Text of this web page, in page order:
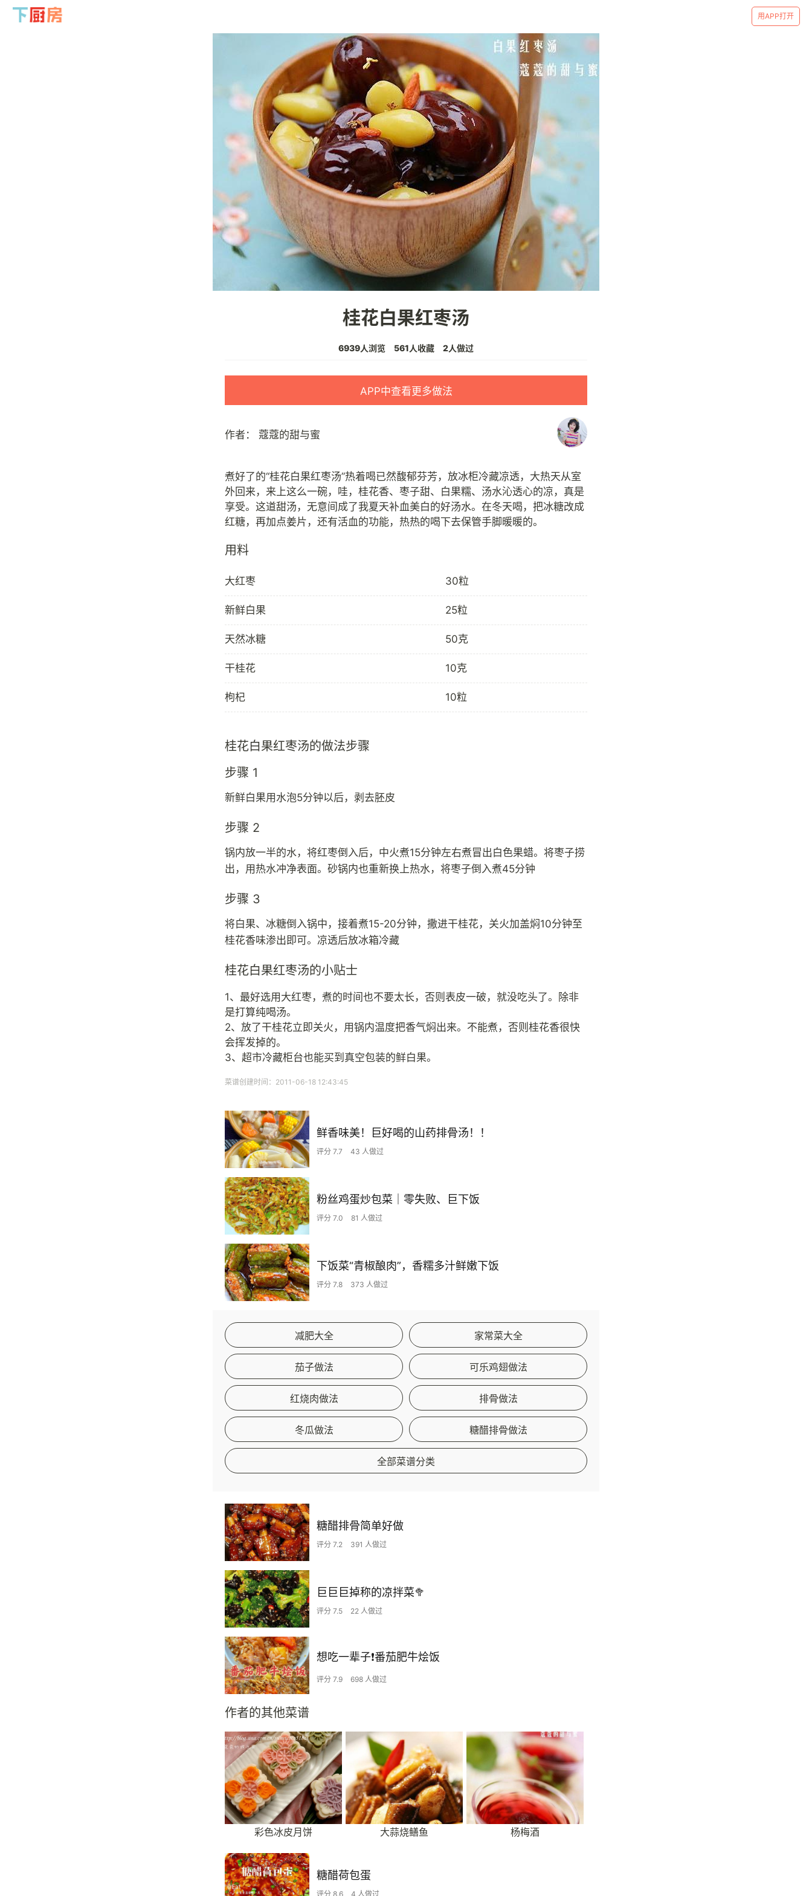
用APP打开
桂花白果红枣汤
6939人浏览 561人收藏 2人做过
APP中查看更多做法
作者： 蔻蔻的甜与蜜
煮好了的“桂花白果红枣汤”热着喝已然馥郁芬芳，放冰柜冷藏凉透，大热天从室
外回来，来上这么一碗，哇，桂花香、枣子甜、白果糯、汤水沁透心的凉，真是
享受。这道甜汤，无意间成了我夏天补血美白的好汤水。在冬天喝，把冰糖改成
用料
大红枣 30粒
新鲜白果 25粒
天然冰糖 50克
干桂花 10克
枸杞 10粒
桂花白果红枣汤的做法步骤
步骤 1
新鲜白果用水泡5分钟以后，剥去胚皮
步骤 2
锅内放一半的水，将红枣倒入后，中火煮15分钟左右煮冒出白色果蜡。将枣子捞
出，用热水冲净表面。砂锅内也重新换上热水，将枣子倒入煮45分钟
步骤 3
将白果、冰糖倒入锅中，接着煮15-20分钟，撒进干桂花，关火加盖焖10分钟至
桂花香味渗出即可。凉透后放冰箱冷藏
桂花白果红枣汤的小贴士
1、最好选用大红枣，煮的时间也不要太长，否则表皮一破，就没吃头了。除非
是打算纯喝汤。
2、放了干桂花立即关火，用锅内温度把香气焖出来。不能煮，否则桂花香很快
会挥发掉的。
3、超市冷藏柜台也能买到真空包装的鲜白果。
菜谱创建时间：2011-06-18 12:43:45
鲜香味美！巨好喝的山药排骨汤！！
评分 7.7 43 人做过
粉丝鸡蛋炒包菜｜零失败、巨下饭
评分 7.0 81 人做过
下饭菜“青椒酿肉”，香糯多汁鲜嫩下饭
评分 7.8 373 人做过
减肥大全 家常菜大全
茄子做法 可乐鸡翅做法
红烧肉做法 排骨做法
冬瓜做法 糖醋排骨做法
全部菜谱分类
糖醋排骨简单好做
评分 7.2 391 人做过
巨巨巨掉称的凉拌菜🥦
评分 7.5 22 人做过
想吃一辈子❗️番茄肥牛烩饭
评分 7.9 698 人做过
作者的其他菜谱
彩色冰皮月饼 大蒜烧鳝鱼 杨梅酒
糖醋荷包蛋
评分 8.6 4 人做过